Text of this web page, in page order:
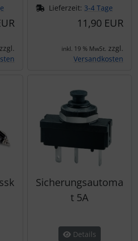
zzgl.
Lieferzeit: 3-4 Tage
11,90 EUR
inkl. 19 % MwSt. zzgl.
Versandkosten
Sicherungsautoma
t 5A
Details